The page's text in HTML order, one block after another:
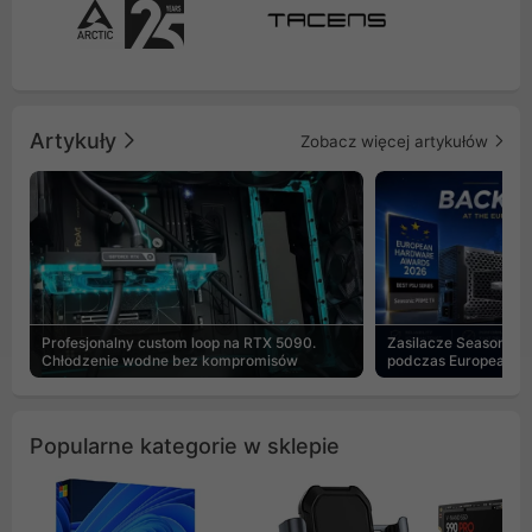
Artykuły Zobacz więcej artykułów
Profesjonalny custom loop na RTX 5090.
Chłodzenie wodne bez kompromisów
Zasilacze Seasonic
podczas European
Popularne kategorie w sklepie